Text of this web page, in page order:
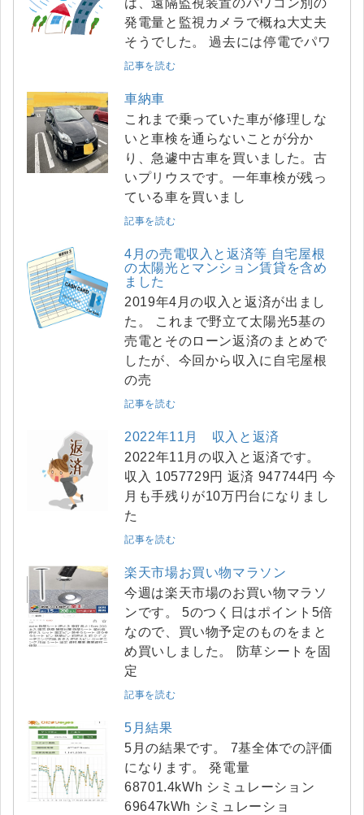
は、遠隔監視装置のパワコン別の
発電量と監視カメラで概ね大丈夫
そうでした。 過去には停電でパワ
記事を読む
車納車
これまで乗っていた車が修理しな
いと車検を通らないことが分か
り、急遽中古車を買いました。古
いプリウスです。一年車検が残っ
ている車を買いまし
記事を読む
4月の売電収入と返済等 自宅屋根
の太陽光とマンション賃貸を含め
ました
2019年4月の収入と返済が出まし
た。 これまで野立て太陽光5基の
売電とそのローン返済のまとめで
したが、今回から収入に自宅屋根
の売
記事を読む
2022年11月 収入と返済
2022年11月の収入と返済です。
収入 1057729円 返済 947744円 今
月も手残りが10万円台になりまし
た
記事を読む
楽天市場お買い物マラソン
今週は楽天市場のお買い物マラソ
ンです。 5のつく日はポイント5倍
なので、買い物予定のものをまと
め買いしました。 防草シートを固
定
記事を読む
5月結果
5月の結果です。 7基全体での評価
になります。 発電量
68701.4kWh シミュレーション
69647kWh シミュレーショ